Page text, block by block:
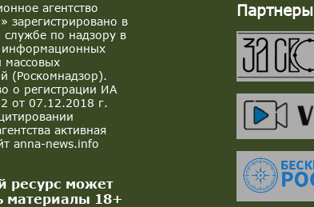
агентство
зарегистрировано в
по надзору в
информационных
массовых
(Роскомнадзор).
о регистрации ИА
от 07.12.2018 г.
активная
anna-news.info
ресурс может
материалы 18+
Партнеры